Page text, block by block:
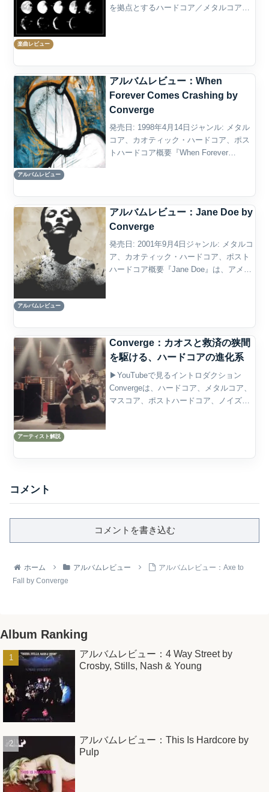
楽曲レビュー
を拠点とするハードコア／メタルコア・
アルバムレビュー
アルバムレビュー：When
Forever Comes Crashing by
Converge
発売日: 1998年4月14日ジャンル: メタル
コア、カオティック・ハードコア、ポス
トハードコア概要『When Forever
アルバムレビュー
アルバムレビュー：Jane Doe by
Converge
発売日: 2001年9月4日ジャンル: メタルコ
ア、カオティック・ハードコア、ポスト
ハードコア概要『Jane Doe』は、アメリ
アーティスト解説
Converge：カオスと救済の狭間
を駆ける、ハードコアの進化系
▶YouTubeで見るイントロダクション
Convergeは、ハードコア、メタルコア、
マスコア、ポストハードコア、ノイズロ
コメント
コメントを書き込む
ホーム アルバムレビュー
アルバムレビュー：Axe to
Fall by Converge
Album Ranking
アルバムレビュー：4 Way Street by
Crosby, Stills, Nash & Young
アルバムレビュー：This Is Hardcore by
Pulp